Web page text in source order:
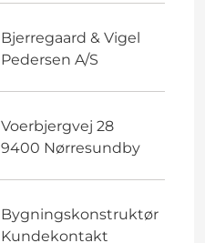
Bjerregaard & Vigel
Pedersen A/S
Voerbjergvej 28
9400 Nørresundby
Bygningskonstruktør
Kundekontakt